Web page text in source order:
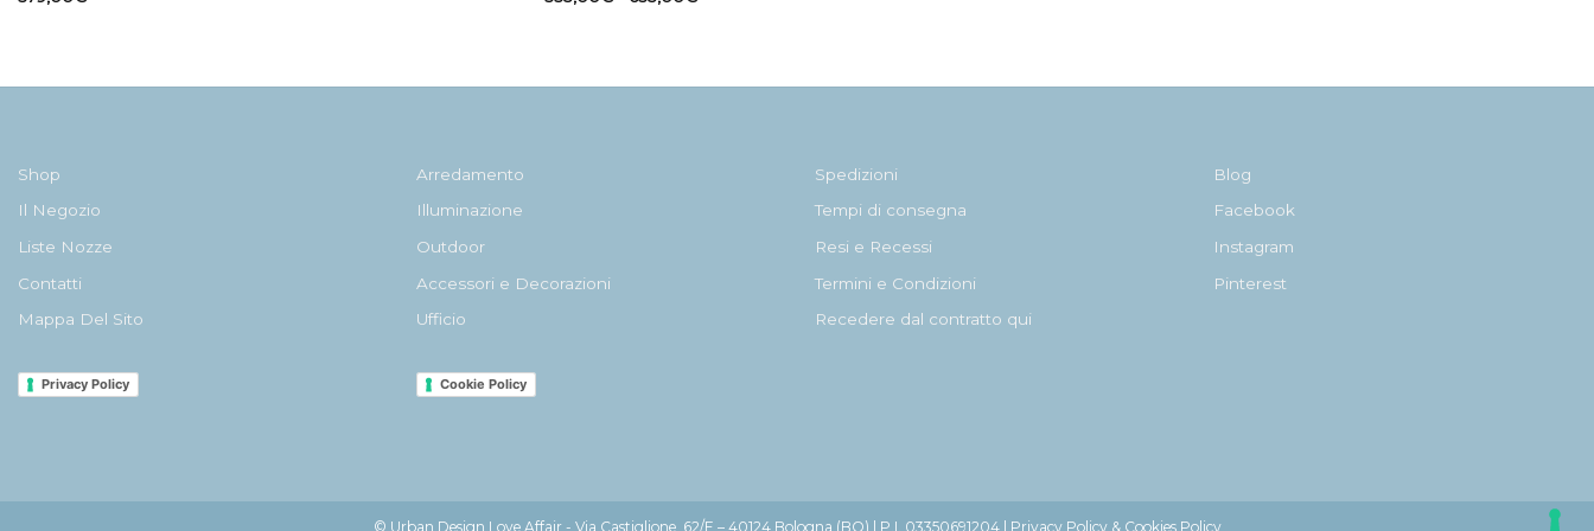
635,00€
Shop
Il Negozio
Liste Nozze
Contatti
Mappa Del Sito
Arredamento
Illuminazione
Outdoor
Accessori e Decorazioni
Ufficio
Spedizioni
Tempi di consegna
Resi e Recessi
Termini e Condizioni
Recedere dal contratto qui
Blog
Facebook
Instagram
Pinterest
Privacy Policy Cookie Policy
© Urban Design Love Affair - Via Castiglione, 62/E – 40124 Bologna (BO) | P.I. 03350691204 | Privacy Policy & Cookies Policy